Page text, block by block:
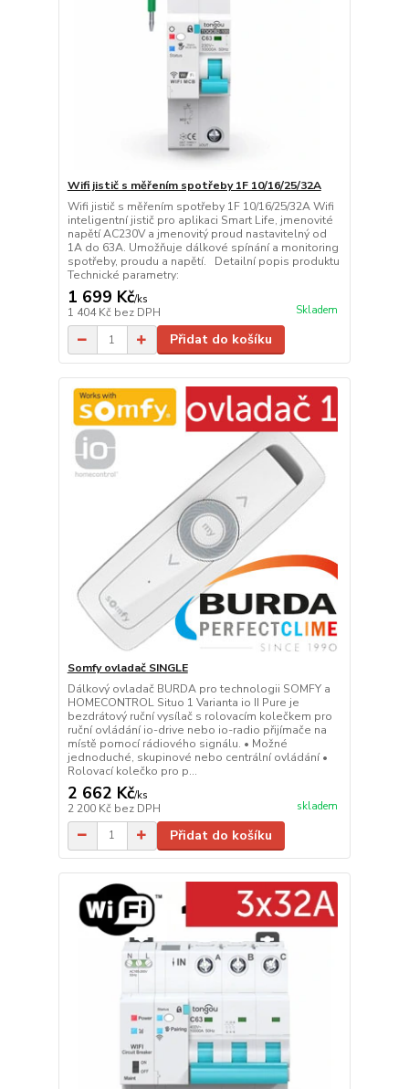
Wifi jistič s měřením spotřeby 1F 10/16/25/32A
Wifi jistič s měřením spotřeby 1F 10/16/25/32A Wifi
inteligentní jistič pro aplikaci Smart Life, jmenovité
napětí AC230V a jmenovitý proud nastavitelný od
1A do 63A. Umožňuje dálkové spínání a monitoring
spotřeby, proudu a napětí. Detailní popis produktu
Technické parametry:
1 699 Kč/ks
1 404 Kč bez DPH Skladem
Přidat do košíku
Somfy ovladač SINGLE
Dálkový ovladač BURDA pro technologii SOMFY a
HOMECONTROL Situo 1 Varianta io II Pure je
bezdrátový ruční vysílač s rolovacím kolečkem pro
ruční ovládání io-drive nebo io-radio přijímače na
místě pomocí rádiového signálu. • Možné
jednoduché, skupinové nebo centrální ovládání •
Rolovací kolečko pro p...
2 662 Kč/ks
2 200 Kč bez DPH skladem
Přidat do košíku